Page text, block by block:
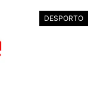
DESPORTO